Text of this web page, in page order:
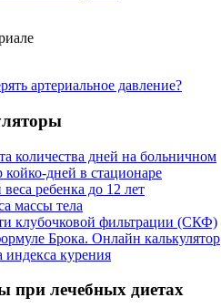
артериальное давление?
количества дней на больничном
дней в стационаре
ребенка до 12 лет
массы тела
клубочковой фильтрации (СКФ)
Брока. Онлайн калькулятор
индекса курения
при лечебных диетах